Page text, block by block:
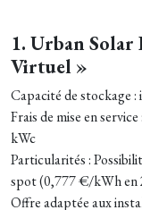
1. Urban Solar
Virtuel »
Capacité de stockage :
Frais de mise en
kWc
Particularités :
spot (0,777 €/kWh en
Offre adaptée aux